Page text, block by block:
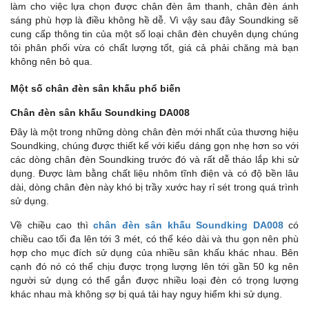
làm cho việc lựa chọn được chân đèn âm thanh, chân đèn ánh
sáng phù hợp là điều không hề dễ. Vì vậy sau đây Soundking sẽ
cung cấp thông tin của một số loại chân đèn chuyên dụng chúng
tôi phân phối vừa có chất lượng tốt, giá cả phải chăng mà bạn
không nên bỏ qua.
Một số chân đèn sân khấu phổ biến
Chân đèn sân khấu Soundking DA008
Đây là một trong những dòng chân đèn mới nhất của thương hiệu
Soundking, chúng được thiết kế với kiểu dáng gọn nhẹ hơn so với
các dòng chân đèn Soundking trước đó và rất dễ tháo lắp khi sử
dụng.Được làm bằng chất liệu nhôm tĩnh điện và có độ bền lâu
dài, dòng chân đèn này khó bị trầy xước hay rỉ sét trong quá trình
sử dụng.
Về chiều cao thì chân đèn sân khấu Soundking DA008có
chiều cao tối đa lên tới 3 mét, có thể kéo dài và thu gọn nên phù
hợp cho mục đích sử dụng của nhiều sân khấu khác nhau. Bên
cạnh đó nó có thể chịu được trọng lượng lên tới gần 50 kg nên
người sử dụng có thể gắn được nhiều loại đèn có trọng lượng
khác nhau mà không sợ bị quá tải hay nguy hiểm khi sử dụng.